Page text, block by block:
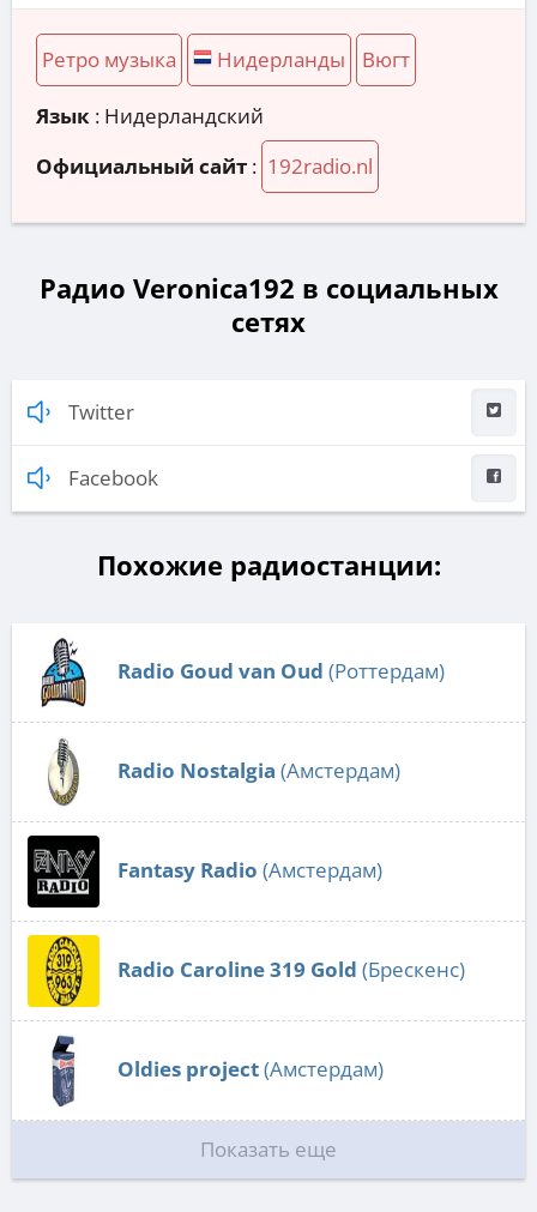
Ретро музыка Нидерланды Вюгт
Язык : Нидерландский
Официальный сайт : 192radio.nl
Радио Veronica192 в социальных
сетях
Twitter
Facebook
Похожие радиостанции:
Radio Goud van Oud (Роттердам)
Radio Nostalgia (Амстердам)
Fantasy Radio (Амстердам)
Radio Caroline 319 Gold (Брескенс)
Oldies project(Амстердам)
Показать еще